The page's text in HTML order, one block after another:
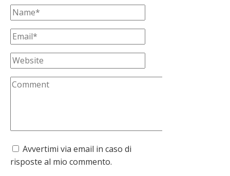
Avvertimi via email in caso di
risposte al mio commento.